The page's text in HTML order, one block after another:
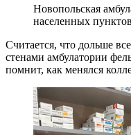
Новопольская
населенных пунктов
Считается, что дольше
стенами амбулатории
помнит, как менялся